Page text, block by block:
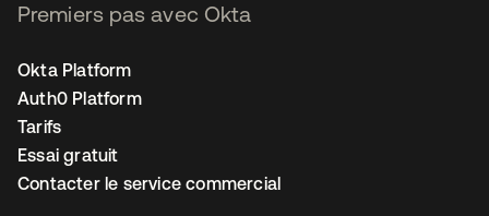
Premiers pas avec Okta
Okta Platform
Auth0 Platform
Tarifs
Essai gratuit
Contacter le service commercial